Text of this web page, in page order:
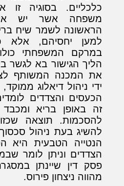
כלכליים. בסוגיה זו
משפחה אשר יש
הראשונה לשמר שיח
למען יחסיהם, אלא
במרקם המשפחתי
הליך הגישור בא לגשר
את המכנה המשותף
ידי ניהול דיאלוג
הכעסים והצדדים
זה באופן בריא
להסכמות. תוצאה
להשיג בעת ניהול
הנטייה הטבעית היא
הצדדים וניתן לומר
פסק דין שיינתן
מהווה ניצחון פירוס.